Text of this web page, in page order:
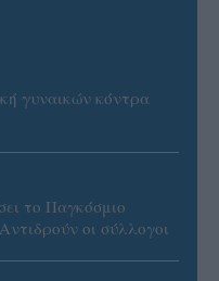
γυναικών κόντρα
το Παγκόσμιο
οι σύλλογοι